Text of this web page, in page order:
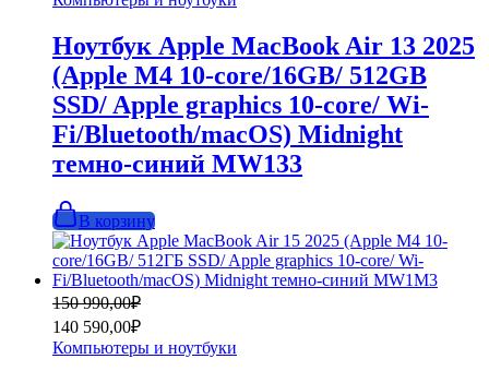
129
990,00₽.
Ноутбук Apple MacBook Air 13 2025
(Apple M4 10-core/16GB/ 512GB
SSD/ Apple graphics 10-core/ Wi-
Fi/Bluetooth/macOS) Midnight
темно-синий MW133
В корзину
150 990,00₽
Первоначальная
цена
составляла
150
140 590,00₽
Текущая
цена:
140
590,00₽.
Компьютеры и ноутбуки